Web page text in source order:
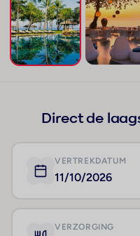
Direct de
VERTREKDATUM
11/10/2026
VERZORGING